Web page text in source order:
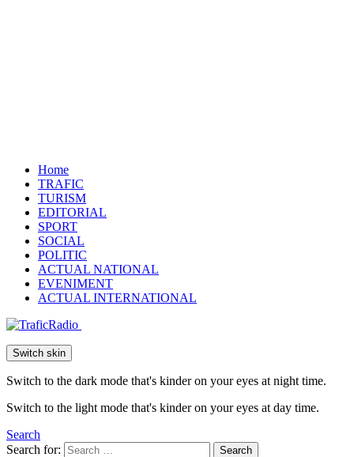
Home
TRAFIC
TURISM
EDITORIAL
SPORT
SOCIAL
POLITIC
ACTUAL NATIONAL
EVENIMENT
ACTUAL INTERNATIONAL
Switch skin
Switch to the dark mode that's kinder on your eyes at night time.
Switch to the light mode that's kinder on your eyes at day time.
Search
Search for:
Search